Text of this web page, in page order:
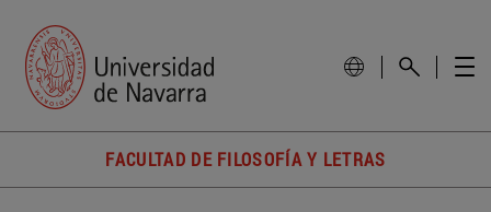
FACULTAD DE FILOSOFÍA Y LETRAS